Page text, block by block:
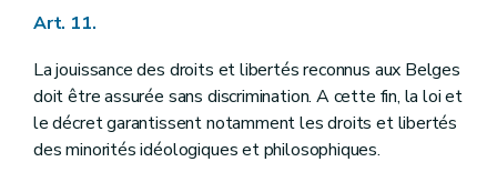
Art. 162
Art. 164
Art. 165
Art. 166
Titre IV DES INSTITUTIONS INTERNATIONALES
Art. 167
Art. 11.
La jouissance des droits et libertés reconnus aux Belges
doit être assurée sans discrimination. A cette fin, la loi et
le décret garantissent notamment les droits et libertés
des minorités idéologiques et philosophiques.